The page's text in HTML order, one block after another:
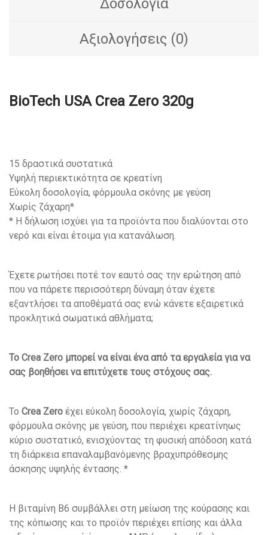
Δοσολογία
Αξιολογήσεις (0)
BioTech USA Crea Zero 320g
15 δραστικά συστατικά
Υψηλή περιεκτικότητα σε κρεατίνη
Εύκολη δοσολογία, φόρμουλα σκόνης με γεύση
Χωρίς ζάχαρη*
* Η δήλωση ισχύει για τα προϊόντα που διαλύονται στο
νερό και είναι έτοιμα για κατανάλωση.
Έχετε ρωτήσει ποτέ τον εαυτό σας την ερώτηση από
που να πάρετε περισσότερη δύναμη όταν έχετε
εξαντλήσει τα αποθέματά σας ενώ κάνετε εξαιρετικά
προκλητικά σωματικά αθλήματα;
Το Crea Zero μπορεί να είναι ένα από τα εργαλεία για να
σας βοηθήσει να επιτύχετε τους στόχους σας.
Το Crea Zero έχει εύκολη δοσολογία, χωρίς ζάχαρη,
φόρμουλα σκόνης με γεύση, που περιέχει κρεατίνηως
κύριο συστατικό, ενισχύοντας τη φυσική απόδοση κατά
τη διάρκεια επαναλαμβανόμενης βραχυπρόθεσμης
άσκησης υψηλής έντασης. *
Η βιταμίνη Β6 συμβάλλει στη μείωση της κούρασης και
της κόπωσης και το προϊόν περιέχει επίσης και άλλα